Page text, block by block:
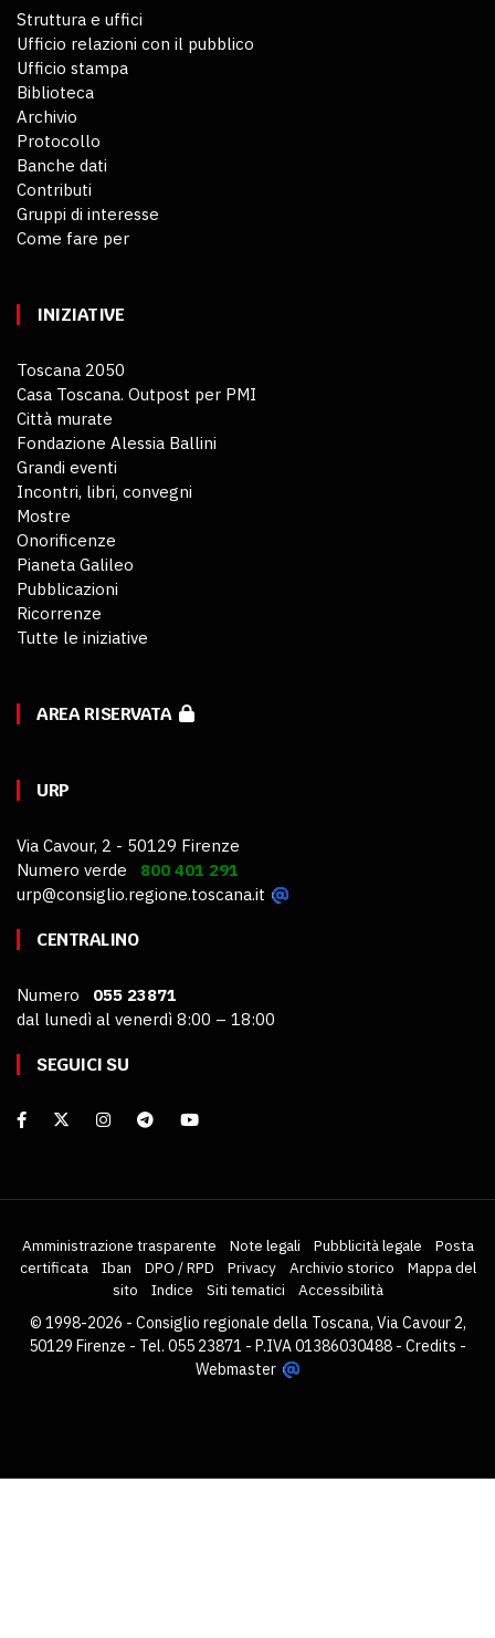
Struttura e uffici
Ufficio relazioni con il pubblico
Ufficio stampa
Biblioteca
Archivio
Protocollo
Banche dati
Contributi
Gruppi di interesse
Come fare per
INIZIATIVE
Toscana 2050
Casa Toscana. Outpost per PMI
Città murate
Fondazione Alessia Ballini
Grandi eventi
Incontri, libri, convegni
Mostre
Onorificenze
Pianeta Galileo
Pubblicazioni
Ricorrenze
Tutte le iniziative
AREA RISERVATA
URP
Via Cavour, 2 - 50129 Firenze
Numero verde 800 401 291
urp@consiglio.regione.toscana.it
CENTRALINO
Numero 055 23871
dal lunedì al venerdì 8:00 – 18:00
SEGUICI SU
Amministrazione trasparente Note legali Pubblicità legale
Posta
certificata
Iban DPO / RPD Privacy Archivio storico
Mappa del
sito
Indice Siti tematici
Accessibilità
© 1998-2026 - Consiglio regionale della Toscana, Via Cavour 2,
50129 Firenze - Tel. 055 23871 - P.IVA 01386030488 - Credits -
Webmaster